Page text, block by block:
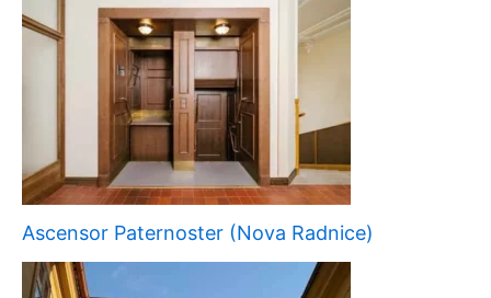
Ascensor Paternoster (Nova Radnice)